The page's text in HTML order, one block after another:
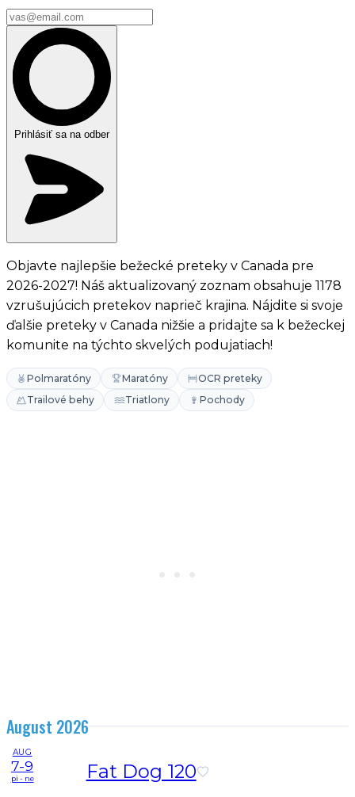
Prihlásiť sa na odber
Objavte najlepšie bežecké preteky v Canada pre
2026-2027! Náš aktualizovaný zoznam obsahuje 1178
vzrušujúcich pretekov naprieč krajina. Nájdite si svoje
ďalšie preteky v Canada nižšie a pridajte sa k bežeckej
komunite na týchto skvelých podujatiach!
Polmaratóny Maratóny
OCR preteky
Trailové behy
Triatlony Pochody
August 2026
AUG
7-9
pi - ne Fat Dog 120